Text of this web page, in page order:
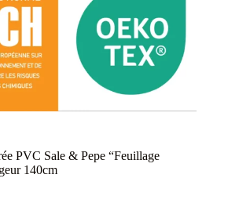
PVC Sale & Pepe “Feuillage
140cm